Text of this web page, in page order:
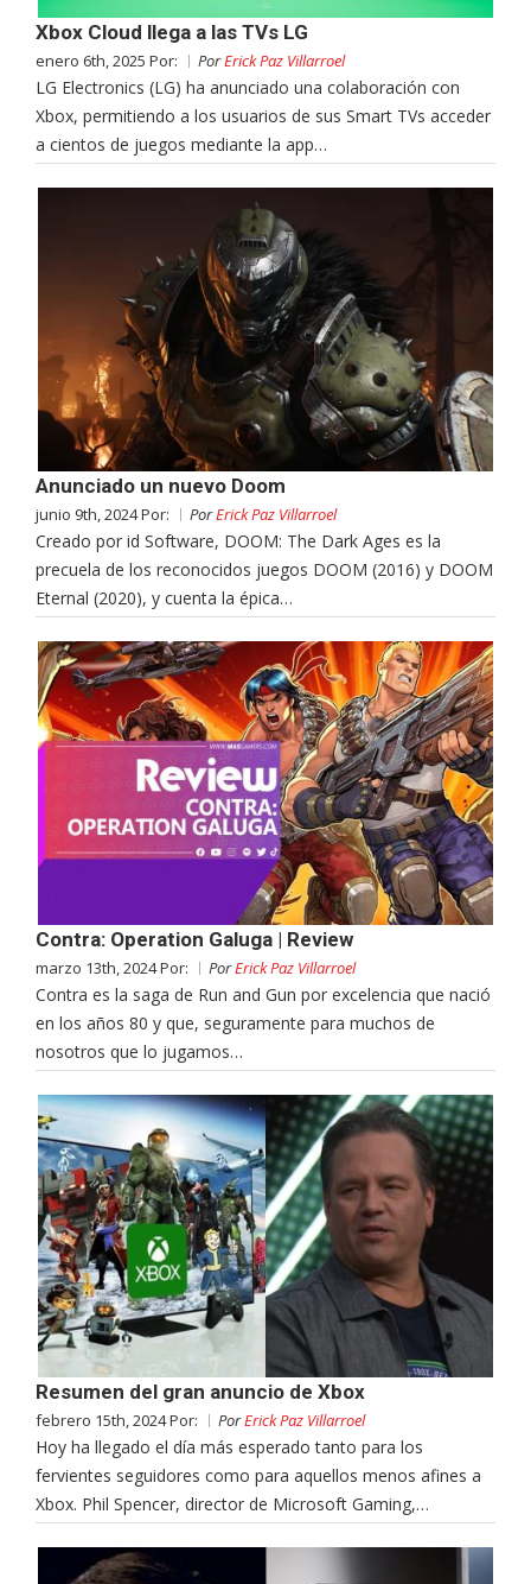
Xbox Cloud llega a las TVs LG
enero 6th, 2025 Por: PorErick Paz Villarroel
LG Electronics (LG) ha anunciado una colaboración con
Xbox, permitiendo a los usuarios de sus Smart TVs acceder
a cientos de juegos mediante la app…
Anunciado un nuevo Doom
junio 9th, 2024 Por: PorErick Paz Villarroel
Creado por id Software, DOOM: The Dark Ages es la
precuela de los reconocidos juegos DOOM (2016) y DOOM
Eternal (2020), y cuenta la épica…
Contra: Operation Galuga | Review
marzo 13th, 2024 Por: PorErick Paz Villarroel
Contra es la saga de Run and Gun por excelencia que nació
en los años 80 y que, seguramente para muchos de
nosotros que lo jugamos…
Resumen del gran anuncio de Xbox
febrero 15th, 2024 Por: PorErick Paz Villarroel
Hoy ha llegado el día más esperado tanto para los
fervientes seguidores como para aquellos menos afines a
Xbox. Phil Spencer, director de Microsoft Gaming,…